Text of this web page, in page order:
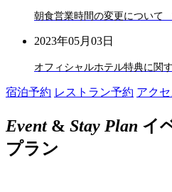
朝食営業時間の変更について
2023年05月03日
オフィシャルホテル特典に関
宿泊予約 レストラン予約 アクセ
Event& Stay Plan イ
プラン